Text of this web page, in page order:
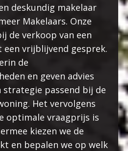
deskundig makelaar
Makelaars. Onze
de verkoop van een
vrijblijvend gesprek.
de
en geven advies
strategie passend bij de
Het vervolgens
optimale vraagprijs is
kiezen we de
en bepalen we op welk